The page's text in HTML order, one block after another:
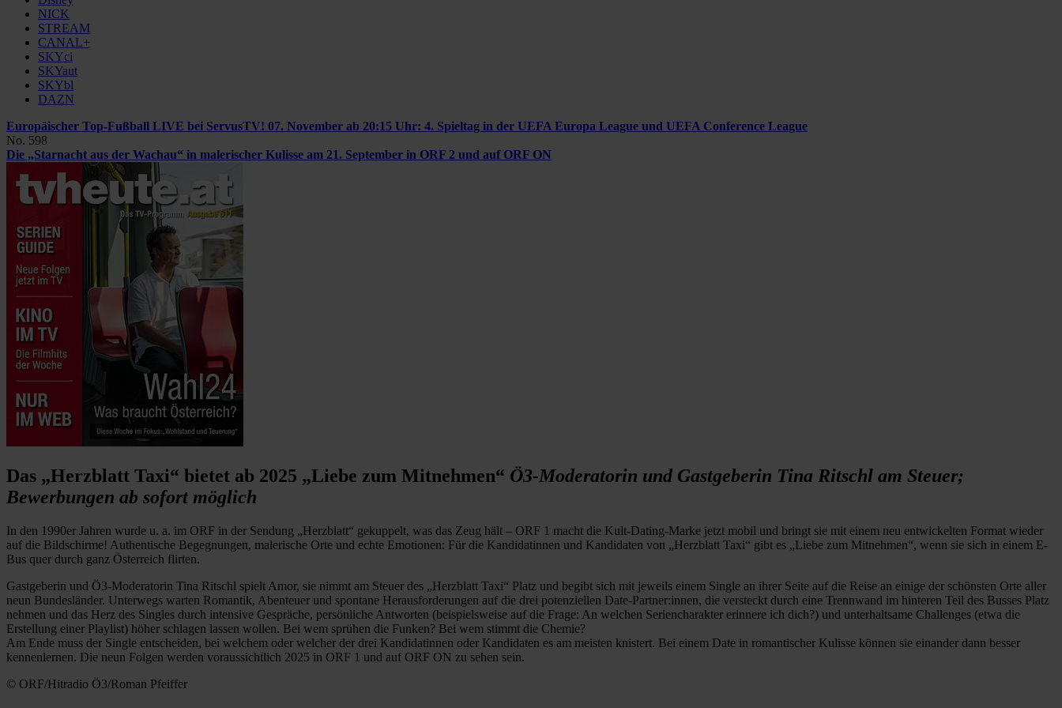
NICK
STREAM
CANAL+
SKYci
SKYaut
SKYbl
DAZN
Europäischer Top-Fußball LIVE bei ServusTV! 07. November ab 20:15 Uhr: 4. Spieltag in der UEFA Europa League und UEFA Conference League
No. 598
Die „Starnacht aus der Wachau“ in malerischer Kulisse am 21. September in ORF 2 und auf ORF ON
Das „Herzblatt Taxi“ bietet ab 2025 „Liebe zum Mitnehmen“ Ö3-Moderatorin und Gastgeberin Tina Ritschl am Steuer;
Bewerbungen ab sofort möglich
In den 1990er Jahren wurde u. a. im ORF in der Sendung „Herzblatt“ gekuppelt, was das Zeug hält – ORF 1 macht die Kult-Dating-Marke jetzt mobil und bringt sie mit einem neu entwickelten Format wieder
auf die Bildschirme! Authentische Begegnungen, malerische Orte und echte Emotionen: Für die Kandidatinnen und Kandidaten von „Herzblatt Taxi“ gibt es „Liebe zum Mitnehmen“, wenn sie sich in einem E-
Bus quer durch ganz Österreich flirten.
Gastgeberin und Ö3-Moderatorin Tina Ritschl spielt Amor, sie nimmt am Steuer des „Herzblatt Taxi“ Platz und begibt sich mit jeweils einem Single an ihrer Seite auf die Reise an einige der schönsten Orte aller
neun Bundesländer. Unterwegs warten Romantik, Abenteuer und spontane Herausforderungen auf die drei potenziellen Date-Partner:innen, die versteckt durch eine Trennwand im hinteren Teil des Busses Platz
nehmen und das Herz des Singles durch intensive Gespräche, persönliche Antworten (beispielsweise auf die Frage: An welchen Seriencharakter erinnere ich dich?) und unterhaltsame Challenges (etwa die
Erstellung einer Playlist) höher schlagen lassen wollen. Bei wem sprühen die Funken? Bei wem stimmt die Chemie?
Am Ende muss der Single entscheiden, bei welchem oder welcher der drei Kandidatinnen oder Kandidaten es am meisten knistert. Bei einem Date in romantischer Kulisse können sie einander dann besser
kennenlernen. Die neun Folgen werden voraussichtlich 2025 in ORF 1 und auf ORF ON zu sehen sein.
© ORF/Hitradio Ö3/Roman Pfeiffer